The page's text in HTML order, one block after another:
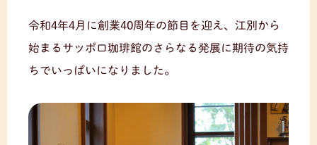
令和4年4月に創業40周年の節目を迎え、江別から
始まるサッポロ珈琲館のさらなる発展に期待の気持
ちでいっぱいになりました。